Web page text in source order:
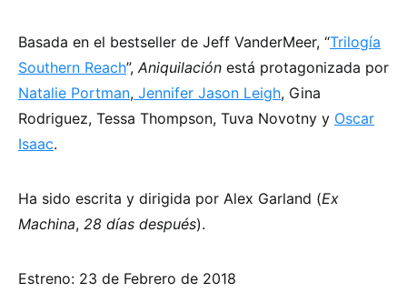
Basada en el bestseller de Jeff VanderMeer, “Trilogía
Southern Reach”, Aniquilación está protagonizada por
Natalie Portman, Jennifer Jason Leigh, Gina
Rodriguez, Tessa Thompson, Tuva Novotny y Oscar
Isaac.
Ha sido escrita y dirigida por Alex Garland (Ex
Machina, 28 días después).
Estreno: 23 de Febrero de 2018